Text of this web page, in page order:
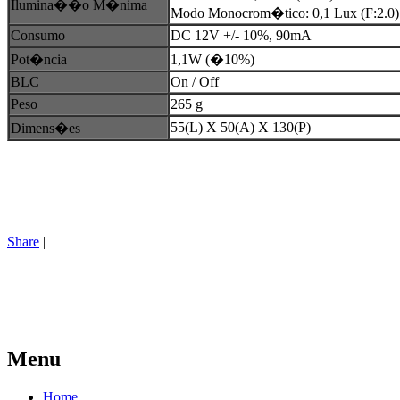
Ilumina��o M�nima
Modo Monocrom�tico: 0,1 Lux (F:2.0)
Consumo
DC 12V +/- 10%, 90mA
Pot�ncia
1,1W (�10%)
BLC
On / Off
Peso
265 g
Dimens�es
55(L) X 50(A) X 130(P)
Share |
Menu